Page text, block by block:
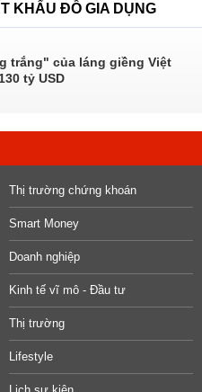
KHẨU ĐỒ GIA DỤNG
trắng" của láng giềng Việt
tỷ USD
Thị trường chứng khoán
Smart Money
Doanh nghiệp
Kinh tế vĩ mô - Đầu tư
Thị trường
Lifestyle